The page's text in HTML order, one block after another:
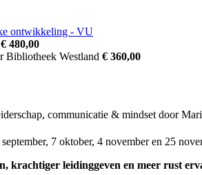
ontwikkeling - VU
€ 480,00
Westland € 360,00
communicatie & mindset door
7 oktober, 4 november en 25
krachtiger leidinggeven en meer rust